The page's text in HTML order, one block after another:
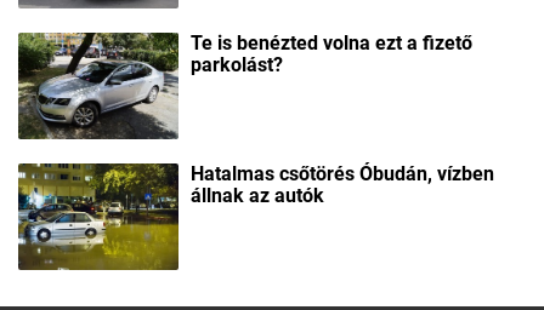
Te is benézted volna ezt a fizető
parkolást?
Hatalmas csőtörés Óbudán, vízben
állnak az autók